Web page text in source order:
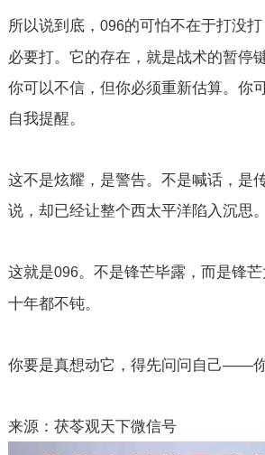
所以说到底， 096的可怕不在于打没
必要打。它的存在，就是战术的暂停
你可以不信，但你必须重新估算。你
自我提醒。
这不是炫耀，是警告。不是喊话，是
说，却已经让整个西太平洋陷入沉思。
这就是096。不是锋芒毕露，而是锋
十年都不钝。
你要是真想动它，得先问问自己——
来源：茯苓观天下微信号